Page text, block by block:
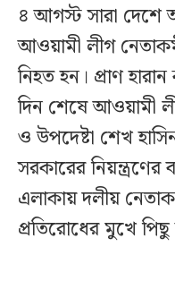
৪ আগস্ট সারা দেশে
আওয়ামী লীগ
নিহত হন। প্রাণ
দিন শেষে আওয়ামী
ও উপদেষ্টা শেখ
সরকারের নিয়ন্ত্রণের
এলাকায় দলীয়
প্রতিরোধের মুখে